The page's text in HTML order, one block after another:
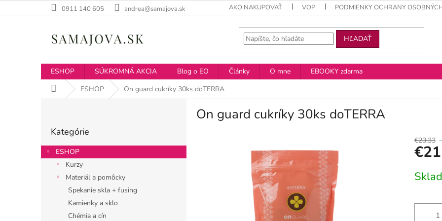
na
0911 140 605 andrea@samajova.sk AKO NAKUPOVAŤ VOP PODMIENKY OCHRANY OSOBNÝCH
HĽADAŤ
ESHOP SÚKROMNÁ AKCIA Blog o EO Články O mne
EBOOKY zdarma
DomovESHOP On guard cukríky 30ks doTERRA
ý
p
kategórie
Kategórie
ESHOP
Kurzy
Materiál a pomôcky
Spekanie skla + fusing
Kamienky a sklo
Chémia a cín
On guard cukríky 30ks doTERRA
€23,33
€21
cena: